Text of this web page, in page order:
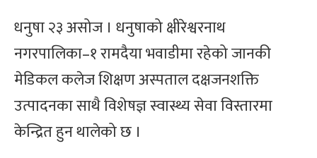
धनुषा २३ असोज । धनुषाको क्षीरेश्वरनाथ
नगरपालिका–१ रामदैया भवाडीमा रहेको जानकी
मेडिकल कलेज शिक्षण अस्पताल दक्षजनशक्ति
उत्पादनका साथै विशेषज्ञ स्वास्थ्य सेवा विस्तारमा
केन्द्रित हुन थालेको छ ।